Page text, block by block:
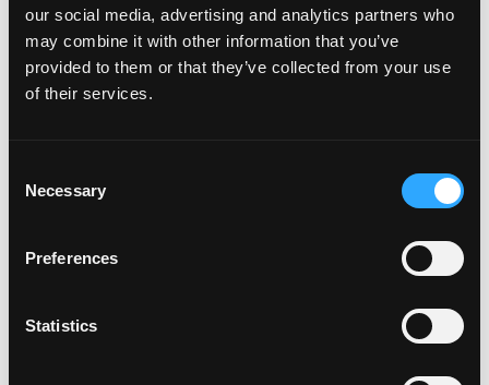
our social media, advertising and analytics partners who
may combine it with other information that you’ve
provided to them or that they’ve collected from your use
of their services.
Selection
Necessary
Preferences
Statistics
Toque em Conectar um dispositivo e escaneie o
código QR exibido no WhatsApp Desktop.
Após a sincronização, todas as suas conversas
disponíveis no aplicativo do Windows.
Como instalar uma versão